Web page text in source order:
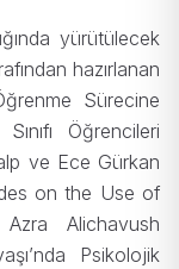
yürütülecek
hazırlanan
Sürecine
Öğrencileri
ve Ece Gürkan
on the Use of
Alichavush
Psikolojik